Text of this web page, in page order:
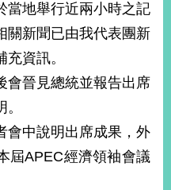
當地舉行近兩小時之記
關新聞已由我代表團新
資訊。
會晉見總統並報告出席
會中說明出席成果，外
屆APEC經濟領袖會議